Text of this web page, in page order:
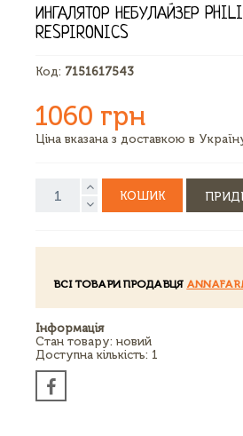
ИНГАЛЯТОР НЕБУЛАЙЗЕР
RESPIRONICS
Код: 7151617543
1060 грн
Ціна вказана з доставкою в
КОШИК
ВСІ ТОВАРИ ПРОДАВЦЯ
Інформація
Стан товару: новий
Доступна кількість: 1